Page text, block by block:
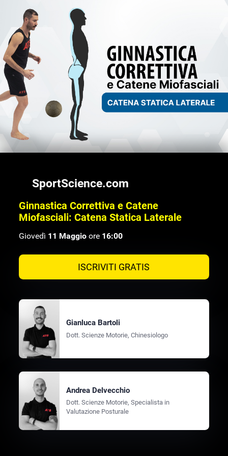
SportScience.com
Ginnastica Correttiva e Catene
Miofasciali: Catena Statica Laterale
Giovedì 11 Maggioore 16:00
ISCRIVITI GRATIS
Gianluca Bartoli
Dott. Scienze Motorie, Chinesiologo
Andrea Delvecchio
Dott. Scienze Motorie, Specialista in
Valutazione Posturale